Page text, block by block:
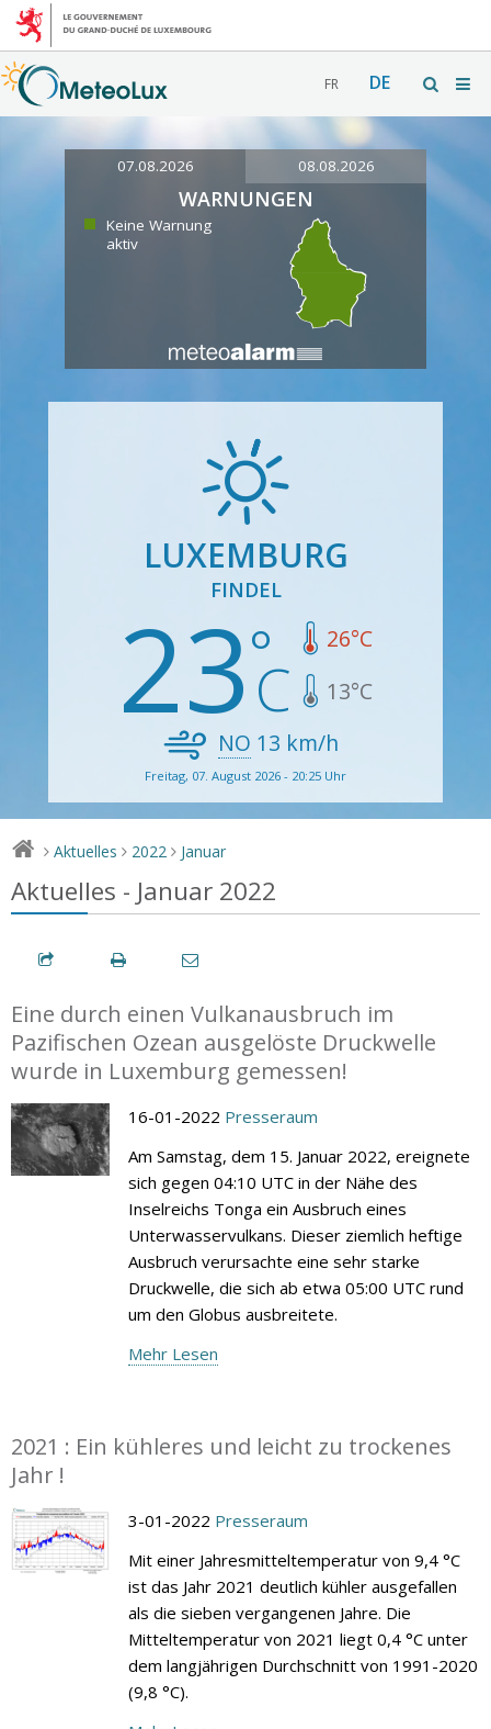
FR DE
07.08.2026 08.08.2026
WARNUNGEN
Keine Warnung
aktiv
LUXEMBURG
FINDEL
23 26°C
13°C
NO 13 km/h
Freitag, 07. August 2026 - 20:25 Uhr
> Aktuelles > 2022 > Januar
Aktuelles - Januar 2022
Eine durch einen Vulkanausbruch im
Pazifischen Ozean ausgelöste Druckwelle
wurde in Luxemburg gemessen!
16-01-2022 Presseraum
Am Samstag, dem 15. Januar 2022, ereignete
sich gegen 04:10 UTC in der Nähe des
Inselreichs Tonga ein Ausbruch eines
Unterwasservulkans. Dieser ziemlich heftige
Ausbruch verursachte eine sehr starke
Druckwelle, die sich ab etwa 05:00 UTC rund
um den Globus ausbreitete.
Mehr Lesen
2021 : Ein kühleres und leicht zu trockenes
Jahr !
3-01-2022 Presseraum
Mit einer Jahresmitteltemperatur von 9,4 °C
ist das Jahr 2021 deutlich kühler ausgefallen
als die sieben vergangenen Jahre. Die
Mitteltemperatur von 2021 liegt 0,4 °C unter
dem langjährigen Durchschnitt von 1991-2020
(9,8 °C).